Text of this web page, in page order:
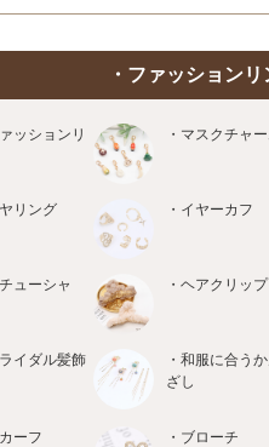
・ファッションリ
ッションリ
・マスクチャ
リング ・イヤーカフ
ューシャ ・ヘアクリップ
ライダル髪飾
・和服に合う
ざし
ーフ ・ブローチ